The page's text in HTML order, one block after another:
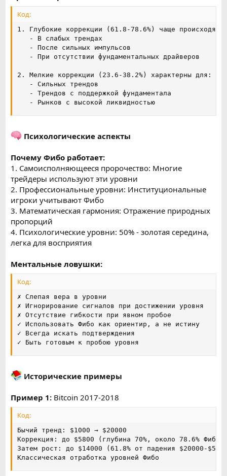
Код:
1. Глубокие коррекции (61.8-78.6%) чаще происходят:
   - В слабых трендах
   - После сильных импульсов
   - При отсутствии фундаментальных драйверов
2. Мелкие коррекции (23.6-38.2%) характерны для:
   - Сильных трендов
   - Трендов с поддержкой фундаментала
   - Рынков с высокой ликвидностью
Психологические аспекты
Почему Фибо работает:
1. Самоисполняющееся пророчество: Многие
трейдеры используют эти уровни
2. Профессиональные уровни: Институциональные
игроки учитывают Фибо
3. Математическая гармония: Отражение природных
пропорций
4. Психологические уровни: 50% - золотая середина,
легка для восприятия
Ментальные ловушки:
Код:
✗ Слепая вера в уровни
✗ Игнорирование сигналов при достижении уровня
✗ Отсутствие гибкости при явном пробое
✓ Использовать Фибо как ориентир, а не истину
✓ Всегда искать подтверждения
✓ Быть готовым к пробою уровня
Исторические примеры
Пример 1: Bitcoin 2017-2018
Код:
Бычий тренд: $1000 → $20000
Коррекция: до $5800 (глубина 70%, около 78.6% Фибо)
Затем рост: до $14000 (61.8% от падения $20000-
Классическая отработка уровней Фибо